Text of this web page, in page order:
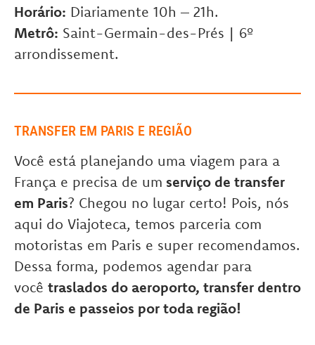
Horário: Diariamente 10h – 21h.
Metrô: Saint-Germain-des-Prés | 6º
arrondissement.
TRANSFER EM PARIS E REGIÃO
Você está planejando uma viagem para a
França e precisa de um serviço de transfer
em Paris? Chegou no lugar certo! Pois, nós
aqui do Viajoteca, temos parceria com
motoristas em Paris e super recomendamos.
Dessa forma, podemos agendar para
você traslados do aeroporto, transfer dentro
de Paris e passeios por toda região!